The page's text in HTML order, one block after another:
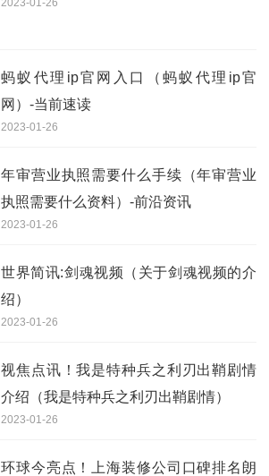
蚂蚁代理ip官网入口（蚂蚁代理ip官
网）-当前速读
2023-01-26
年审营业执照需要什么手续（年审营业
执照需要什么资料）-前沿资讯
2023-01-26
世界简讯:剑魂视频（关于剑魂视频的介
绍）
2023-01-26
视焦点讯！我是特种兵之利刃出鞘剧情
介绍（我是特种兵之利刃出鞘剧情）
2023-01-26
环球今亮点！上海装修公司口碑排名朗